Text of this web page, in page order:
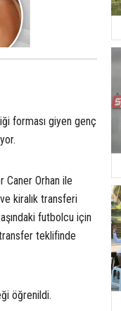
forması giyen genç
Orhan ile
kiralık transferi
futbolcu için
transfer teklifinde
öğrenildi.